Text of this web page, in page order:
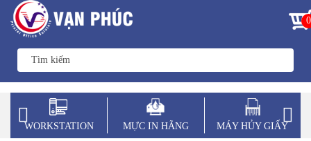
0
WORKSTATION MỰC IN HÃNG MÁY HỦY GIẤY